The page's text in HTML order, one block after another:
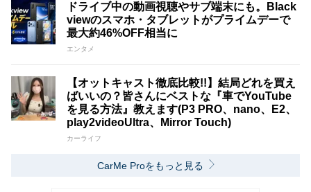
ドライブ中の動画視聴やサブ端末にも。Black
viewのスマホ・タブレットがプライムデーで
最大約46%OFF相当に
エンタメ
【オットキャスト徹底比較!!】結局どれを買え
ばいいの？皆さんにベストな『車でYouTube
を見る方法』教えます(P3 PRO、nano、E2、
play2videoUltra、Mirror Touch)
カーライフ
CarMe Proをもっと見る